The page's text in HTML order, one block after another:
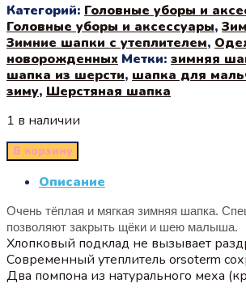
Категорий: Головные уборы и
Головные уборы и аксессуары,
Зимние шапки с утеплителем,
новорожденных Метки: зимняя
шапка из шерсти, шапка для
зиму, Шерстяная шапка
1 в наличии
В корзину
Описание
Очень тёплая и мягкая зимняя шапка.
позволяют закрыть щёки и шею малыша.
Хлопковый подклад не вызывает
Современный утеплитель orsoterm
Два помпона из натурального меха